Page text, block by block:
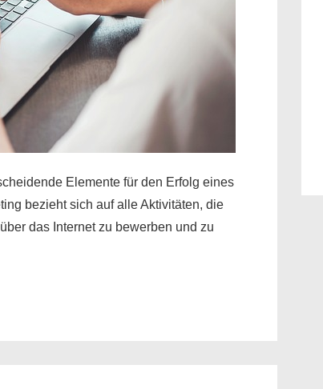
Elemente für den Erfolg eines
bezieht sich auf alle Aktivitäten, die
das Internet zu bewerben und zu